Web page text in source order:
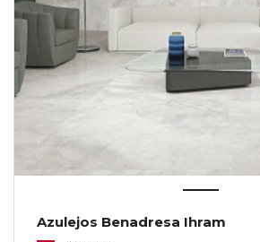
Azulejos Benadresa Ihram